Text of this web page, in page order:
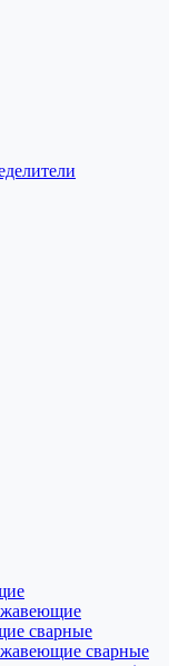
сварные
сварные